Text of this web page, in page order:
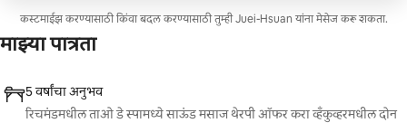
पूर्ण शिथिलता ✨ अधिक चांगला विश्राम आणि शरीराची पुनर्प्राप्ती
कस्टमाईझ करण्यासाठी किंवा बदल करण्यासाठी तुम्ही Juei-Hsuan यांना मेसेज करू शकता.
माझ्या पात्रता
5 वर्षांचा अनुभव
रिचमंडमधील ताओ डे स्पामध्ये साऊंड मसाज थेरपी ऑफर करा व्हँकुव्हरमधील दोन